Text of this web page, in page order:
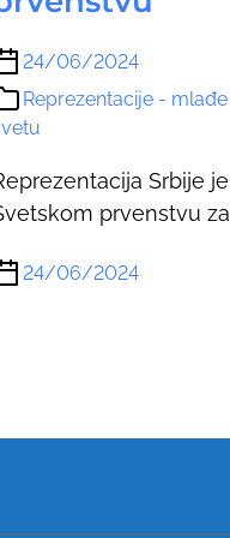
24/06/2024
Reprezentacije -
Srbije
prvenstvu
24/06/2024